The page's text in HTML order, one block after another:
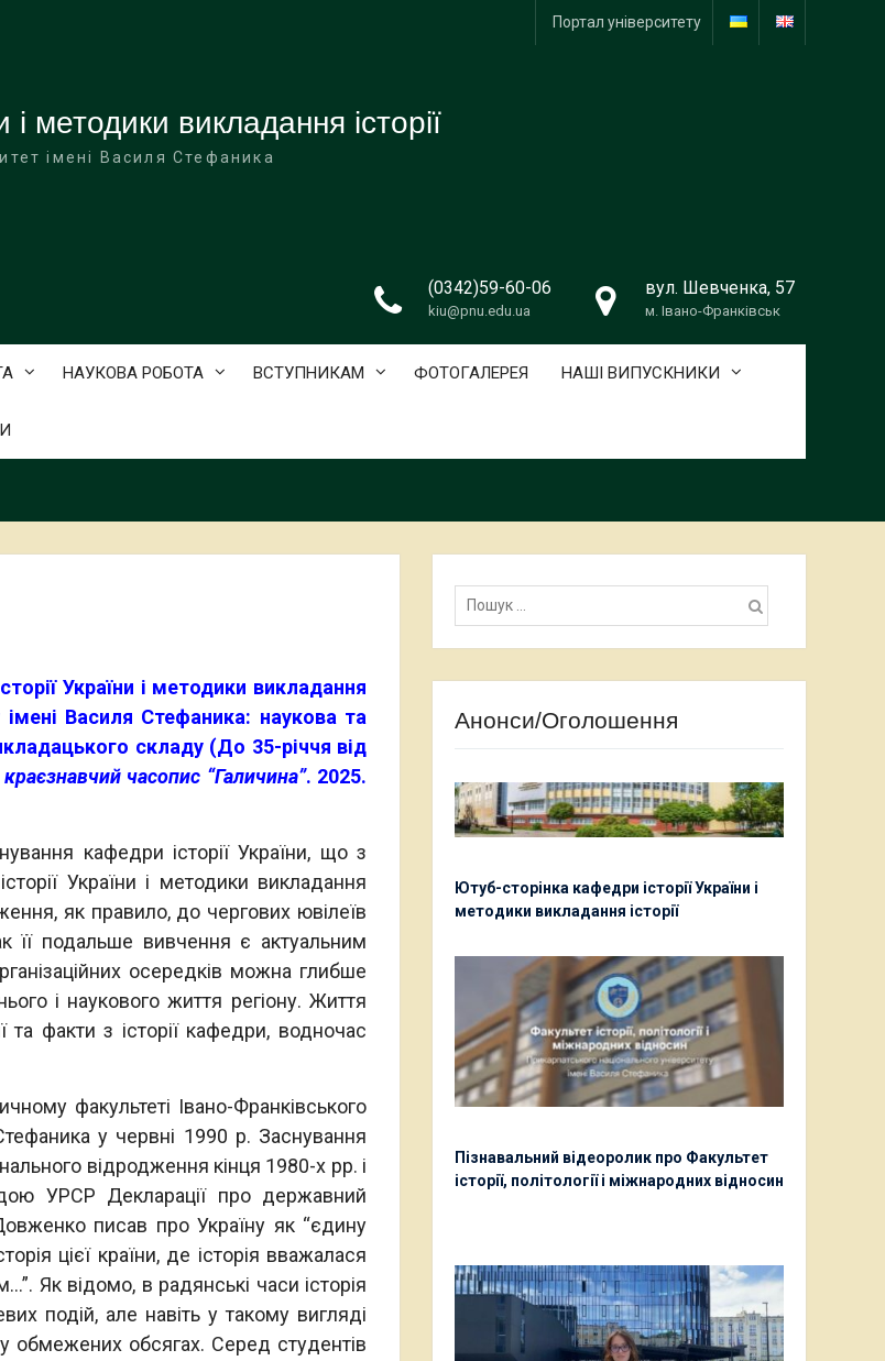
Портал університету
і методики викладання історії
імені Василя Стефаника
(0342)59-60-06
kiu@pnu.edu.ua
вул. Шевченка, 57
м. Івано-Франківськ
НАУКОВА РОБОТА ВСТУПНИКАМ ФОТОГАЛЕРЕЯ НАШІ ВИПУСКНИКИ
України і методики викладання
імені Василя Стефаника: наукова та
складу (До 35-річчя від
часопис “Галичина”. 2025.
кафедри історії України, що з
України і методики викладання
як правило, до чергових ювілеїв
її подальше вивчення є актуальним
осередків можна глибше
і наукового життя регіону. Життя
та факти з історії кафедри, водночас
факультеті Івано-Франківського
у червні 1990 р. Заснування
відродження кінця 1980-х рр. і
УРСР Декларації про державний
писав про Україну як “єдину
цієї країни, де історія вважалася
Як відомо, в радянські часи історія
подій, але навіть у такому вигляді
у обмежених обсягах. Серед студентів
Пошук:
Анонси/Оголошення
Ютуб-сторінка кафедри історії України і
методики викладання історії
Пізнавальний відеоролик про Факультет
історії, політології і міжнародних відносин